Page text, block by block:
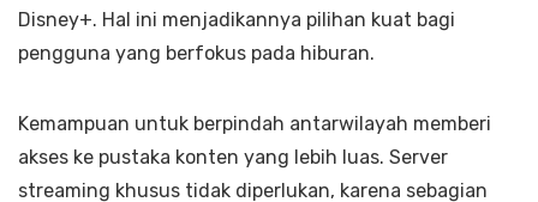
Disney+. Hal ini menjadikannya pilihan kuat bagi
pengguna yang berfokus pada hiburan.
Kemampuan untuk berpindah antarwilayah memberi
akses ke pustaka konten yang lebih luas. Server
streaming khusus tidak diperlukan, karena sebagian